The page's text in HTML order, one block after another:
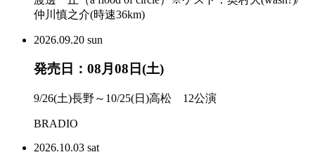
仲川慎之介(時速36km)
2026.09.20 sun
発売日：08月08日(土)
9/26(土)長野～10/25(日)高松 12公演
BRADIO
2026.10.03 sat